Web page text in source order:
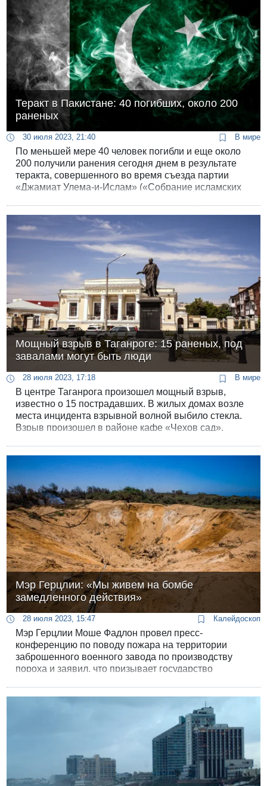
Теракт в Пакистане: 40 погибших, около 200
раненых
30 июля 2023, 21:40 В мире
По меньшей мере 40 человек погибли и еще около
200 получили ранения сегодня днем в результате
теракта, совершенного во время съезда партии
«Джамиат Улема-и-Ислам» («Собрание исламских
Мощный взрыв в Таганроге: 15 раненых, под
завалами могут быть люди
28 июля 2023, 17:18 В мире
В центре Таганрога произошел мощный взрыв,
известно о 15 пострадавших. В жилых домах возле
места инцидента взрывной волной выбило стекла.
Взрыв произошел в районе кафе «Чехов сад».
Мэр Герцлии: «Мы живем на бомбе
замедленного действия»
28 июля 2023, 15:47 Калейдоскоп
Мэр Герцлии Моше Фадлон провел пресс-
конференцию по поводу пожара на территории
заброшенного военного завода по производству
пороха и заявил, что призывает государство
катастрофе. Мы десятки раз обращались ко всем
соответствующим органам для решения вопроса».